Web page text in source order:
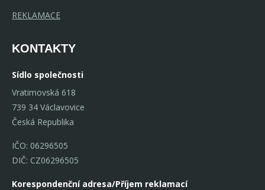
REKLAMACE
KONTAKTY
Sídlo společnosti
Vratimovská 618
739 34 Václavovice
Česká Republika
IČO: 06296505
DIČ: CZ06296505
Korespondenční adresa/Příjem reklamací